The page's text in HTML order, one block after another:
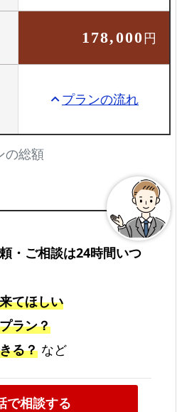
の総額
178,000円
keyboard_arrow_upプランの流れ
・ご相談は24時間いつ
てほしい
ラン？
る？など
で相談する